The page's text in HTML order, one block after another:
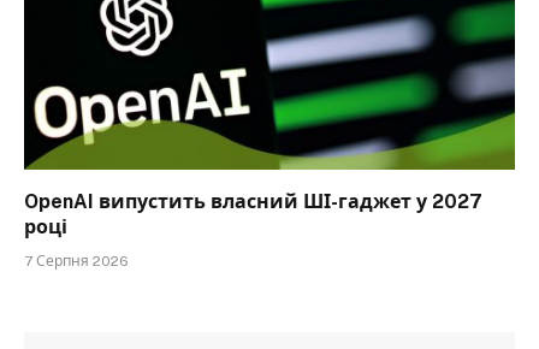
OpenAI випустить власний ШІ-гаджет у 2027
році
7 Серпня 2026